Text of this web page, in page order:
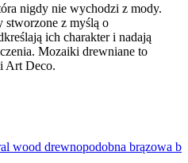
nigdy nie wychodzi z mody.
stworzone z myślą o
ich charakter i nadają
Mozaiki drewniane to
Art Deco.